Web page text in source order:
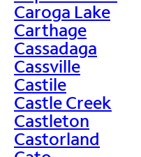
Caroga Lake
Carthage
Cassadaga
Cassville
Castile
Castle Creek
Castleton
Castorland